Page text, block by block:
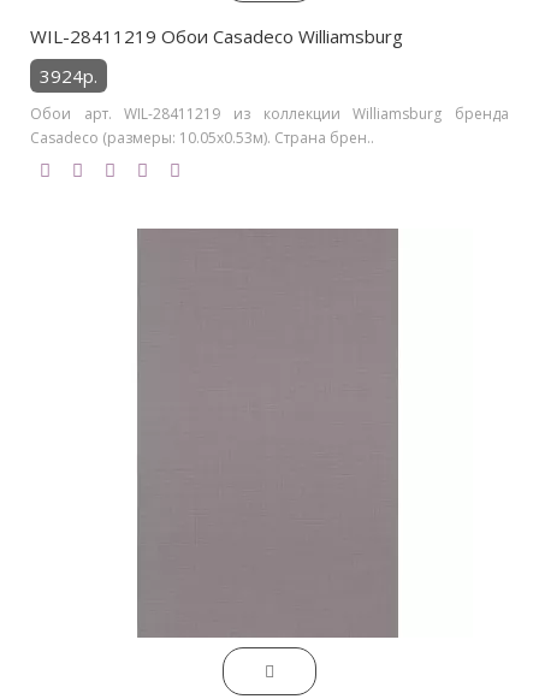
WIL-28411219 Обои Casadeco Williamsburg
3924р.
Обои арт. WIL-28411219 из коллекции Williamsburg бренда
Casadeco (размеры: 10.05х0.53м). Страна брен..